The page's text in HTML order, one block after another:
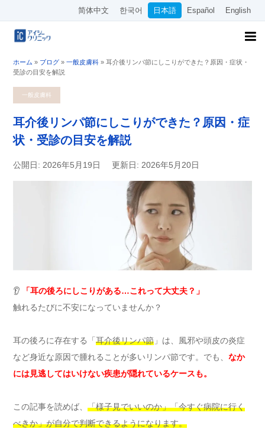
简体中文 한국어 日本語 Español English
ホーム » ブログ » 一般皮膚科 » 耳介後リンパ節にしこりができた？原因・症状・
受診の目安を解説
一般皮膚科
耳介後リンパ節にしこりができた？原因・症
状・受診の目安を解説
公開日: 2026年5月19日 更新日: 2026年5月20日
👂
「耳の後ろにしこりがある…これって大丈夫？」
触れるたびに不安になっていませんか？
耳の後ろに存在する「 耳介後リンパ節 」は、風邪や頭皮の炎症
など身近な原因で腫れることが多いリンパ節です。でも、 なか
には見逃してはいけない疾患が隠れているケースも。
この記事を読めば、 「様子見でいいのか」「今すぐ病院に行く
べきか」が自分で判断できるようになります。